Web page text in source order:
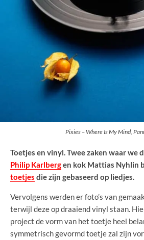
Pixies – Where Is My Mind,
Toetjes en vinyl. Twee zaken waar we
Philip Karlbergen kok Mattias Nyhlin
toetjes die zijn gebaseerd op liedjes.
Vervolgens werden er foto’s van
terwijl deze op draaiend vinyl staan.
project de vorm van het toetje heel
symmetrisch gevormd toetje zal zijn